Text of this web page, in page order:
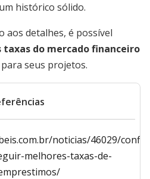
histórico sólido.
aos detalhes, é possível
taxas do mercado financeiro
seus projetos.
noticias/46029/
melhores-taxas-de-